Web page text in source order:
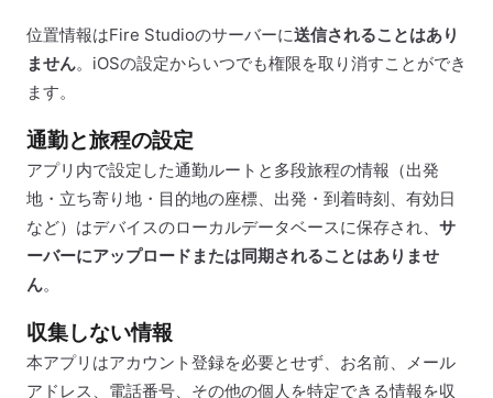
位置情報はFire Studioのサーバーに送信されることはあり
ません。iOSの設定からいつでも権限を取り消すことができ
ます。
通勤と旅程の設定
アプリ内で設定した通勤ルートと多段旅程の情報（出発
地・立ち寄り地・目的地の座標、出発・到着時刻、有効日
など）はデバイスのローカルデータベースに保存され、 サ
ーバーにアップロードまたは同期されることはありませ
ん。
収集しない情報
本アプリはアカウント登録を必要とせず、お名前、メール
アドレス、電話番号、その他の個人を特定できる情報を収